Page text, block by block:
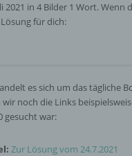
2021 in 4 Bilder 1 Wort. Wenn
für dich:
es sich um das tägliche
noch die Links
gesucht war:
Zur Lösung vom 24.7.2021